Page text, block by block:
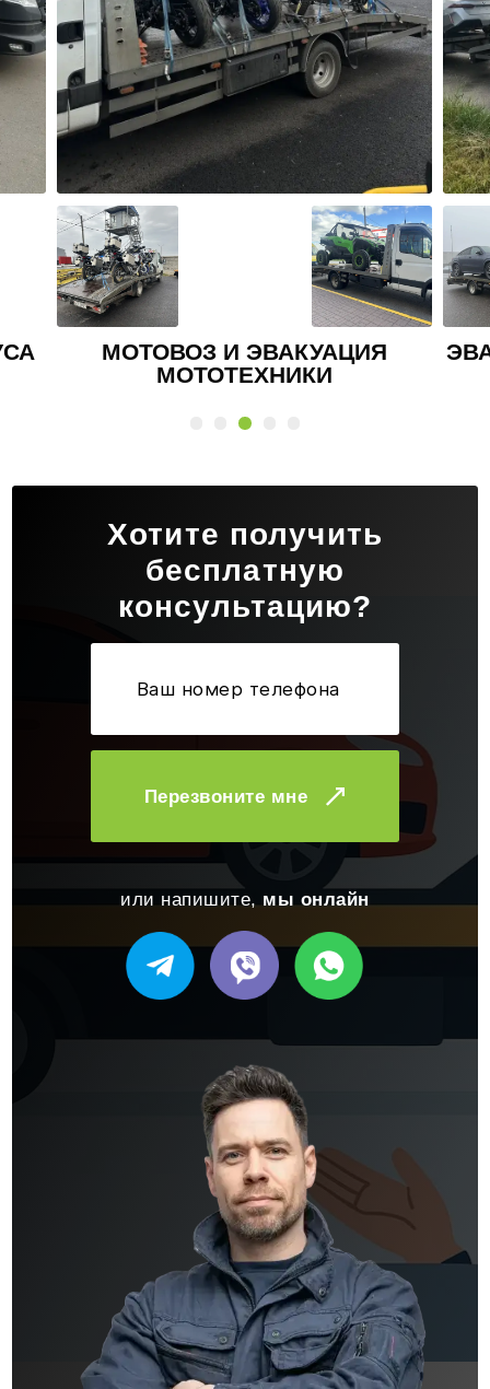
ЭВАКУАЦИЯ ВНЕДОРОЖНИКА И
КРОССОВЕРА
Хотите получить
бесплатную
консультацию?
Перезвоните мне
или напишите, мы онлайн